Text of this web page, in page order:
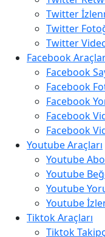
Twitter
Twitter
Twitter
Facebook
Facebook
Facebook
Facebook
Facebook
Facebook
Youtube Araçları
Youtube
Youtube
Youtube
Youtube
Tiktok Araçları
Tiktok